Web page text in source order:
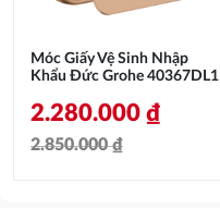
Móc Giấy Vệ Sinh Nhập
Khẩu Đức Grohe 40367DL1
2.850.000₫
2.280.000 ₫